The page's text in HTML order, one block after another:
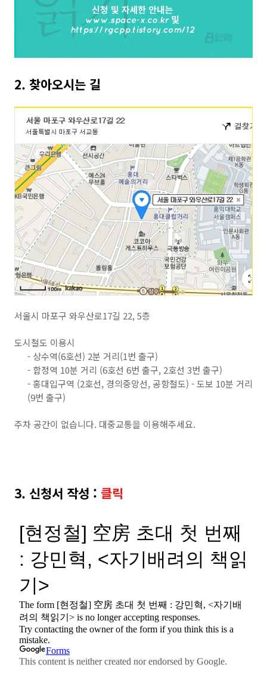
2. 찾아오시는 길
서울시 마포구 와우산로17길 22, 5층
도시철도 이용시
- 상수역(6호선) 2분 거리(1번 출구)
- 합정역 10분 거리 (6호선 6번 출구, 2호선 3번 출구)
- 홍대입구역 (2호선, 경의중앙선, 공항철도) - 도보 10분 거리
(9번 출구)
주차 공간이 없습니다. 대중교통을 이용해주세요.
3. 신청서 작성 : 클릭